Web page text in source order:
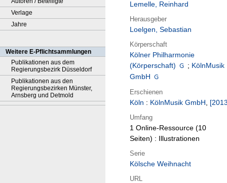
Verlage
Jahre
Weitere E-Pflichtsammlungen
Publikationen aus dem
Regierungsbezirk Düsseldorf
Publikationen aus den
Regierungsbezirken Münster,
Arnsberg und Detmold
Lemelle, Reinhard
Herausgeber
Loelgen, Sebastian
Körperschaft
Kölner Philharmonie
(Körperschaft)
; KölnMusik
GmbH
Erschienen
Köln : KölnMusik GmbH,
Umfang
1 Online-Ressource (10
Seiten) : Illustrationen
Serie
Kölsche Weihnacht
URL